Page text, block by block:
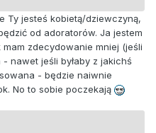
Ty jesteś kobietą/dziewczyną,
od adoratorów. Ja jestem
zdecydowanie mniej (jeśli
nawet jeśli byłaby z jakichś
- będzie naiwnie
No to sobie poczekają